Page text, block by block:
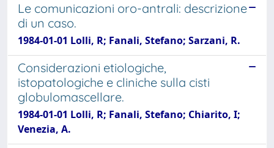
Le comunicazioni oro-antrali: descrizione
di un caso.
1984-01-01 Lolli, R; Fanali, Stefano; Sarzani, R.
Considerazioni etiologiche,
istopatologiche e cliniche sulla cisti
globulomascellare.
1984-01-01 Lolli, R; Fanali, Stefano; Chiarito, I;
Venezia, A.